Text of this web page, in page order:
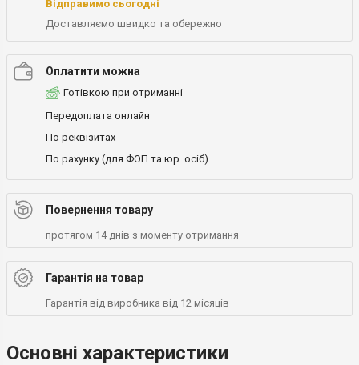
Відправимо сьогодні
Доставляємо швидко та обережно
Оплатити можна
Готівкою при отриманні
Передоплата онлайн
По реквізитах
По рахунку (для ФОП та юр. осіб)
Повернення товару
протягом 14 днів з моменту отримання
Гарантія на товар
Гарантія від виробника від 12 місяців
Основні характеристики